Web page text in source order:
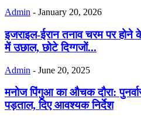
Admin - January 20, 2026
इजराइल-ईरान तनाव चरम पर होने
में उछाल, छोटे दिग्गजों...
Admin - June 20, 2025
मनोज पिंगुआ का औचक दौरा:
पड़ताल, दिए आवश्यक निर्देश